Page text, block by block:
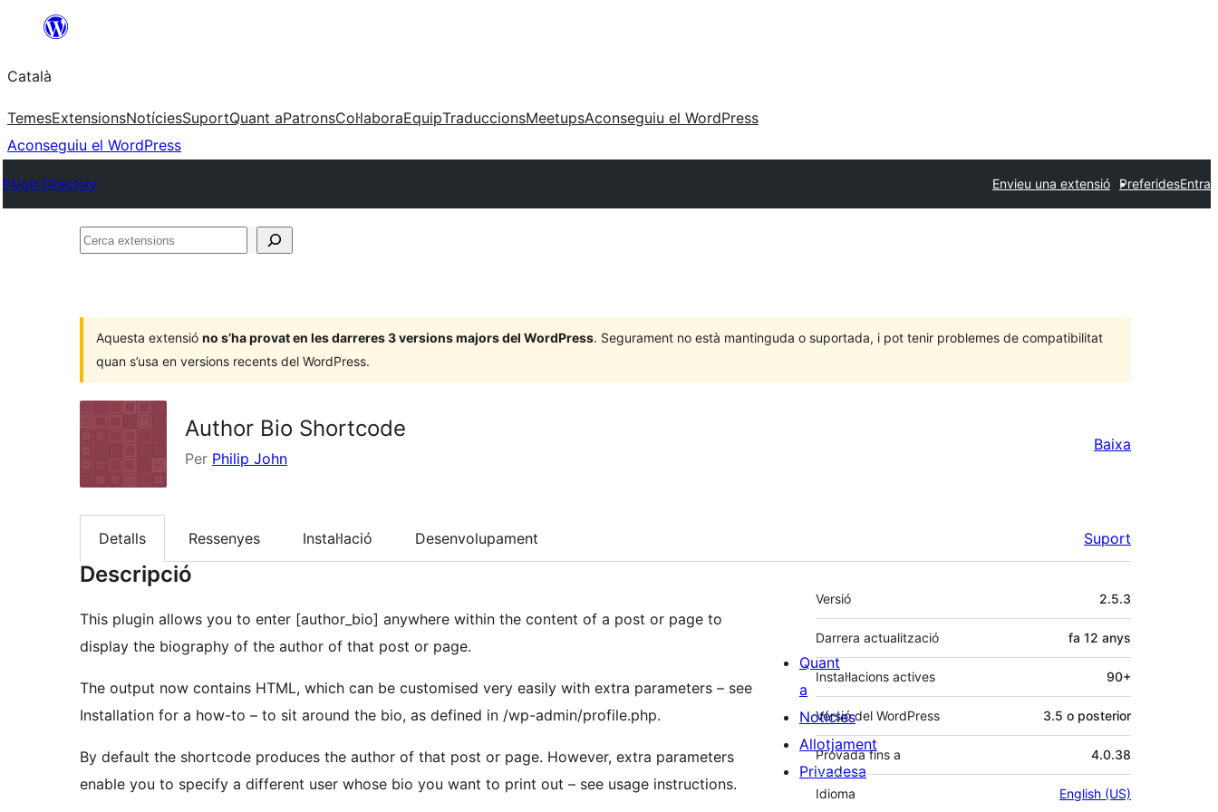
contingut
Català
TemesExtensionsNotíciesSuportQuant aPatronsCol·laboraEquipTraduccionsMeetupsAconseguiu el WordPress
Aconseguiu el WordPress
Plugin Directory Envieu una extensió PreferidesEntra
Cerca
Aquesta extensió no s’ha provat en les darreres 3 versions majors del WordPress. Segurament no està mantinguda o suportada, i pot tenir problemes de compatibilitat
quan s’usa en versions recents del WordPress.
Author Bio Shortcode
Per Philip John
Baixa
Detalls Ressenyes Instal·lació Desenvolupament Suport
Descripció
This plugin allows you to enter [author_bio] anywhere within the content of a post or page to
display the biography of the author of that post or page.
The output now contains HTML, which can be customised very easily with extra parameters – see
Installation for a how-to – to sit around the bio, as defined in /wp-admin/profile.php.
By default the shortcode produces the author of that post or page. However, extra parameters
enable you to specify a different user whose bio you want to print out – see usage instructions.
Meta
Versió 2.5.3
Darrera actualització fa 12 anys
Instal·lacions actives 90+
Versió del WordPress 3.5 o posterior
Provada fins a 4.0.38
Idioma English (US)
Quant
a
Notícies
Allotjament
Privadesa